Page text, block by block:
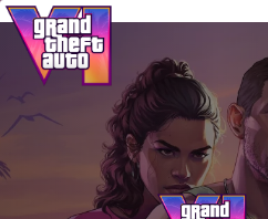
Passer
au
contenu